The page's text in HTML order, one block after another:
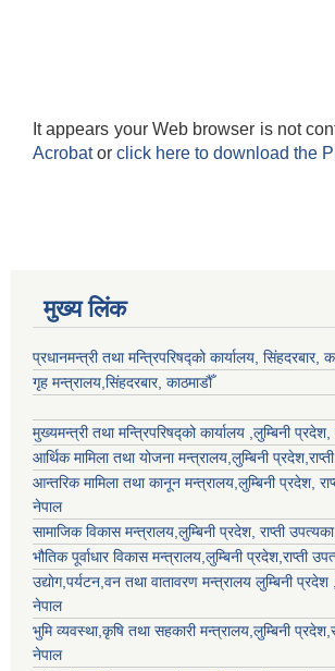
It appears your Web browser is not
Acrobator click here to download the
मुख्य लिंक
प्रधानमन्त्री तथा मन्त्रिपरिषद्को कार्यालय, सिंहदरबार,
गृह मन्त्रालय,सिंहदरबार, काठमाडौँ
मुख्यमन्त्री तथा मन्त्रिपरिषद्को कार्यालय ,लुम्बिनी
आर्थिक मामिला तथा योजना मन्त्रालय,लुम्बिनी प्रदेश
आन्तरिक मामिला तथा कानून मन्त्रालय,लुम्बिनी प्रदेश,
नेपाल
सामाजिक विकास मन्त्रालय,लुम्बिनी प्रदेश, राप्ती
भौतिक पूर्वाधार विकास मन्त्रालय,लुम्बिनी प्रदेश,राप्ती
उद्याेग,पर्यटन,वन तथा वातावरण मन्त्रालय लुम्बिनी प्रदेश ,
नेपाल
भुमि व्यवस्था,कृषि तथा सहकारी मन्त्रालय,लुम्बिनी प्रदेश,
नेपाल